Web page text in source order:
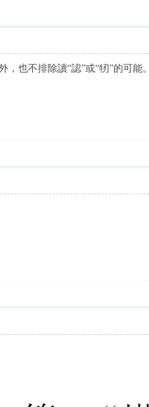
，也不排除讀“認”或“牣”的可